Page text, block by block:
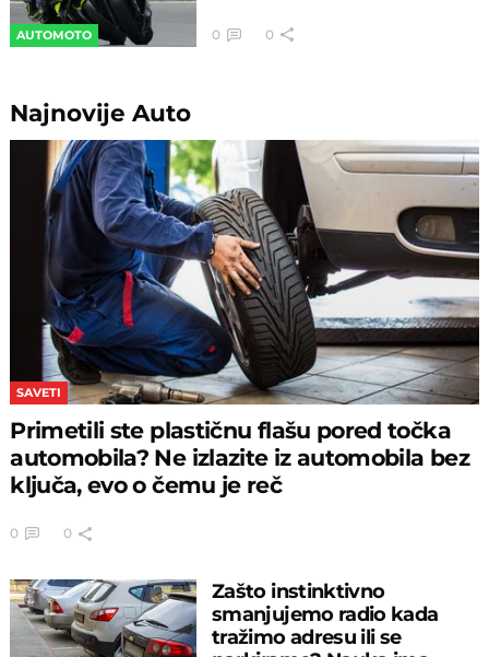
AUTOMOTO 0 0
NajnovijeAuto
SAVETI
Primetili ste plastičnu flašu pored točka
automobila? Ne izlazite iz automobila bez
ključa, evo o čemu je reč
0 0
Zašto instinktivno
smanjujemo radio kada
tražimo adresu ili se